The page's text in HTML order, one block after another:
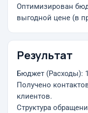
Оптимизирован
выгодной цене (в
Результат
Бюджет (Расходы):
Получено
клиентов.
Структура